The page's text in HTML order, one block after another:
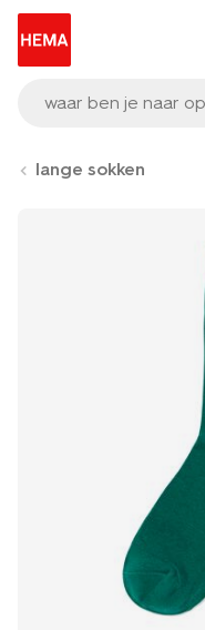
waar ben je naar
lange sokken